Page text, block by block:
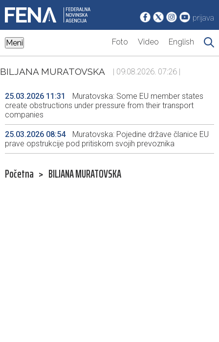
prijava
Meni Foto Video English
BILJANA MURATOVSKA | 09.08.2026. 07:26 |
25.03.2026 11:31
Muratovska: Some EU member states
create obstructions under pressure from their transport
companies
25.03.2026 08:54
Muratovska: Pojedine države članice EU
prave opstrukcije pod pritiskom svojih prevoznika
Početna > BILJANA MURATOVSKA